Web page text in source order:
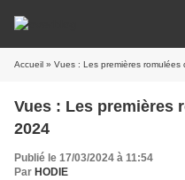
Accueil » Vues : Les premières romulées
Vues : Les premières
2024
Publié le 17/03/2024 à 11:54
Par HODIE